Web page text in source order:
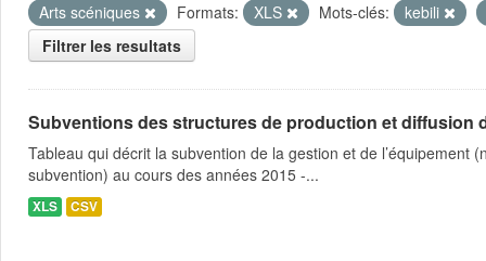
Arts scéniques
Formats: XLS Mots-clés:
kebili
Filtrer les resultats
Subventions des structures de production et diffusion
Tableau qui décrit la subvention de la gestion et de
subvention) au cours des années 2015 -...
XLS CSV